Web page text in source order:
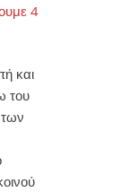
4
και
του